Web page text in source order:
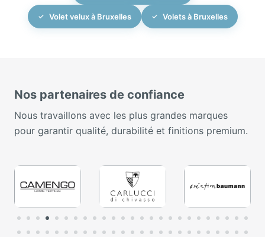
Volet velux à Bruxelles Volets à Bruxelles
Nos partenaires de confiance
Nous travaillons avec les plus grandes marques
pour garantir qualité, durabilité et finitions premium.